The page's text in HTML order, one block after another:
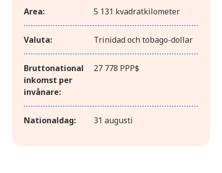
Area: 5 131 kvadratkilometer
Valuta: Trinidad och tobago-dollar
Bruttonational
inkomst per
invånare:
27 778 PPP$
Nationaldag: 31 augusti